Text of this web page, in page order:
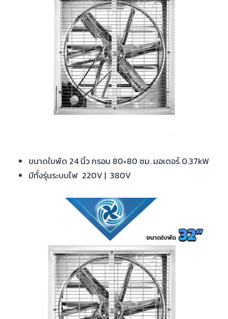
ขนาดใบพัด 24 นิ้ว กรอบ 80×80 ซม. มอเตอร์ 0.37kW
มีทั้งรุ่นระบบไฟ 220V | 380V